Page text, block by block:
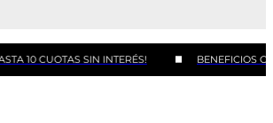
10 CUOTAS SIN INTERÉS! BENEFICIOS